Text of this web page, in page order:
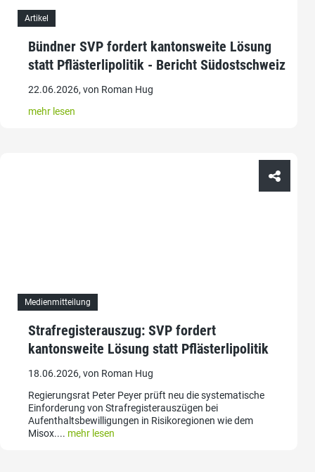
Artikel
Bündner SVP fordert kantonsweite Lösung
statt Pflästerlipolitik - Bericht Südostschweiz
22.06.2026, von Roman Hug
mehr lesen
Medienmitteilung
Strafregisterauszug: SVP fordert
kantonsweite Lösung statt Pflästerlipolitik
18.06.2026, von Roman Hug
Regierungsrat Peter Peyer prüft neu die systematische
Einforderung von Strafregisterauszügen bei
Aufenthaltsbewilligungen in Risikoregionen wie dem
Misox.... mehr lesen